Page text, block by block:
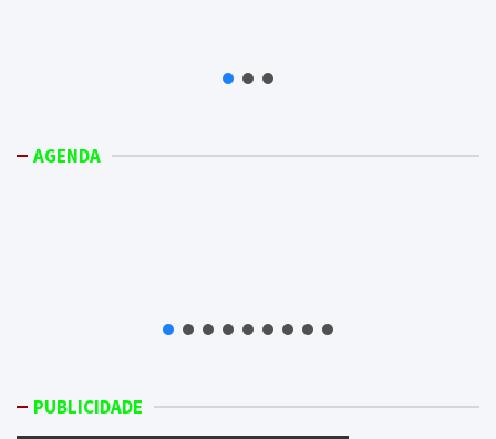
AGENDA
PUBLICIDADE